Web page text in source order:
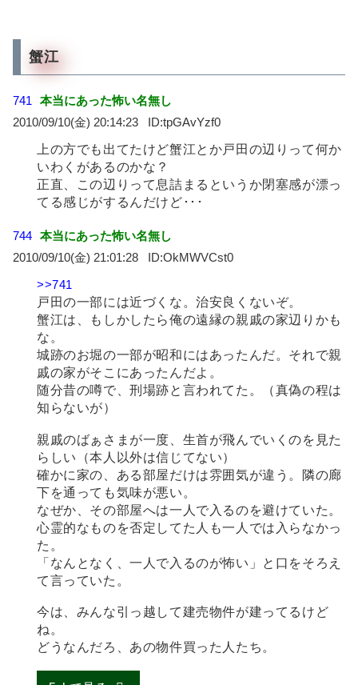
蟹江
741
本当にあった怖い名無し
2010/09/10(金) 20:14:23
tpGAvYzf0
上の方でも出てたけど蟹江とか戸田の辺りって何か
いわくがあるのかな？
正直、この辺りって息詰まるというか閉塞感が漂っ
てる感じがするんだけど･･･
744 本当にあった怖い名無し
2010/09/10(金) 21:01:28
OkMWVCst0
>>741
戸田の一部には近づくな。治安良くないぞ。
蟹江は、もしかしたら俺の遠縁の親戚の家辺りかも
な。
城跡のお堀の一部が昭和にはあったんだ。それで親
戚の家がそこにあったんだよ。
随分昔の噂で、刑場跡と言われてた。（真偽の程は
知らないが）
親戚のばぁさまが一度、生首が飛んでいくのを見た
らしい（本人以外は信じてない）
確かに家の、ある部屋だけは雰囲気が違う。隣の廊
下を通っても気味が悪い。
なぜか、その部屋へは一人で入るのを避けていた。
心霊的なものを否定してた人も一人では入らなかっ
た。
「なんとなく、一人で入るのが怖い」と口をそろえ
て言っていた。
今は、みんな引っ越して建売物件が建ってるけど
ね。
どうなんだろ、あの物件買った人たち。